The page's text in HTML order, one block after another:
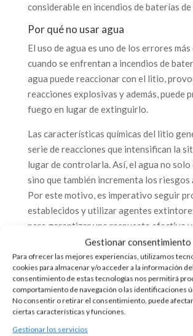
Gestionar consentimiento
Para ofrecer las mejores experiencias, utilizamos
cookies para almacenar y/o acceder a la información
consentimiento de estas tecnologías nos permitirá
comportamiento de navegación o las identificaciones
No consentir o retirar el consentimiento, puede
ciertas características y funciones.
Gestionar los servicios
considerable en incendios de baterías de
Por qué no usar agua
El uso de agua es uno de los errores más
cuando se enfrentan a incendios de
agua puede reaccionar con el litio,
reacciones explosivas y además, puede
fuego en lugar de extinguirlo.
Las características químicas del litio
serie de reacciones que intensifican la
lugar de controlarla. Así, el agua no solo
sino que también incrementa los riesgos
Por este motivo, es imperativo seguir
establecidos y utilizar agentes
para garantizar una respuesta efectiva y
Agentes extintores específicos para
La extinción de incendios en baterías de
el uso de agentes extintores diseñados
específicamente para tratar este tipo de
la naturaleza inusual de las reacciones